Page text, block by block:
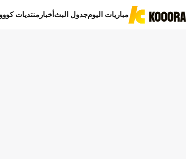
مباريات اليومجدول البثأخبار منتديات